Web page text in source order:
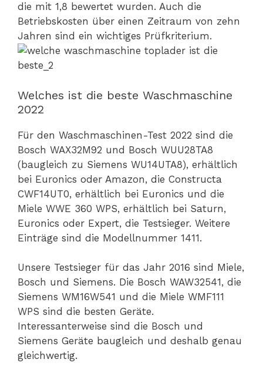
die mit 1,8 bewertet wurden. Auch die
Betriebskosten über einen Zeitraum von zehn
Jahren sind ein wichtiges Prüfkriterium.
Welches ist die beste Waschmaschine
2022
Für den Waschmaschinen-Test 2022 sind die
Bosch WAX32M92 und Bosch WUU28TA8
(baugleich zu Siemens WU14UTA8), erhältlich
bei Euronics oder Amazon, die Constructa
CWF14UT0, erhältlich bei Euronics und die
Miele WWE 360 WPS, erhältlich bei Saturn,
Euronics oder Expert, die Testsieger. Weitere
Einträge sind die Modellnummer 1411.
Unsere Testsieger für das Jahr 2016 sind Miele,
Bosch und Siemens. Die Bosch WAW32541, die
Siemens WM16W541 und die Miele WMF111
WPS sind die besten Geräte.
Interessanterweise sind die Bosch und
Siemens Geräte baugleich und deshalb genau
gleichwertig.